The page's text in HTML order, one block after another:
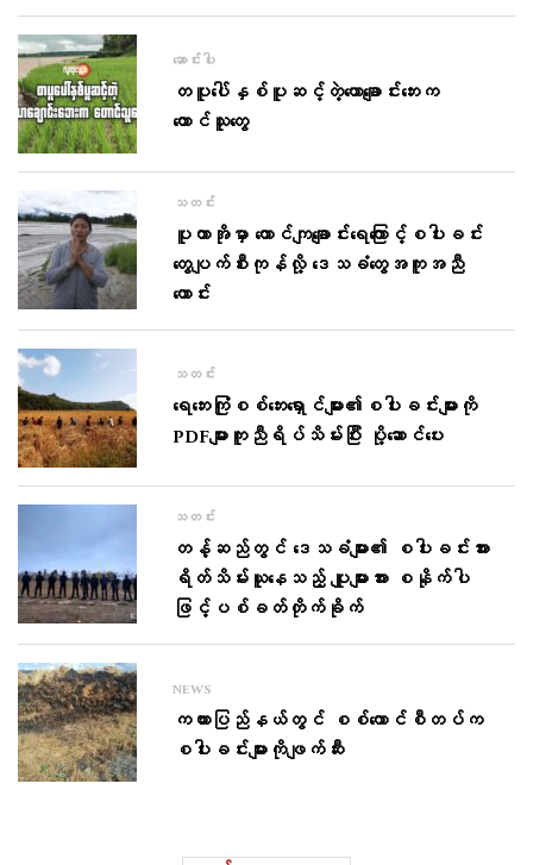
ဆောင်းပါး
တပူပေါ်နှစ်ပူဆင့်တဲ့ယောချောင်းဘေးက
တောင်သူ​တွေ
သတင်း
ပူတာအိုမှာ တောင်ကျ​ချောင်း​ရေ​ကြောင့်စပါးခင်း​
တွေပျက်စီးကုန်လို့ ​ဒေသခံ​တွေအကူအညီ​
တောင်း
သတင်း
ရေ​ဘေးကြုံစစ်​ဘေး​ရှောင်များ၏စပါးခင်းများကို
PDFများကူညီရိပ်သိမ်းပြီး ပို့​ဆောင်​ပေး
သတင်း
တန့်ဆည်တွင် ဒေသခံများ​၏ စပါးခင်းအား
ရိတ်သိမ်းယူနေသည့် ပျူများအား စနိုက်ပါ
ဖြင့်ပစ်ခတ်တိုက်ခိုက်
NEWS
ကယားပြည်နယ်တွင် စစ်ကောင်စီတပ်က
စပါးခင်းများကိုဖျက်ဆီး